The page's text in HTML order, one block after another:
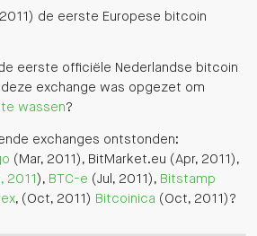
2011) de eerste Europese bitcoin
eerste officiële Nederlandse bitcoin
exchange was opgezet om
wassen?
exchanges ontstonden:
(Mar, 2011), BitMarket.eu (Apr, 2011),
2011), BTC-e (Jul, 2011), Bitstamp
, (Oct, 2011) Bitcoinica (Oct, 2011)?